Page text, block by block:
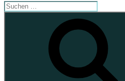
Suchen
nach: